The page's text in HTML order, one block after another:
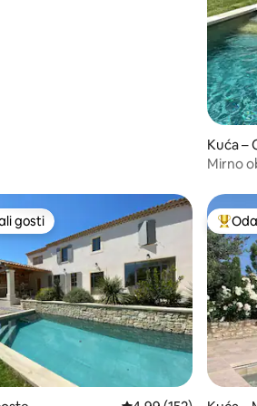
Kuća –
Mirno
rangiranima s oznakom „Odabrali
gosti Među